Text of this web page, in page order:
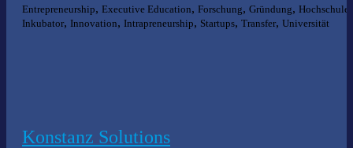
Entrepreneurship, Executive Education, Forschung, Gründung, Hochschule
Inkubator, Innovation, Intrapreneurship, Startups, Transfer, Universität
Konstanz Solutions